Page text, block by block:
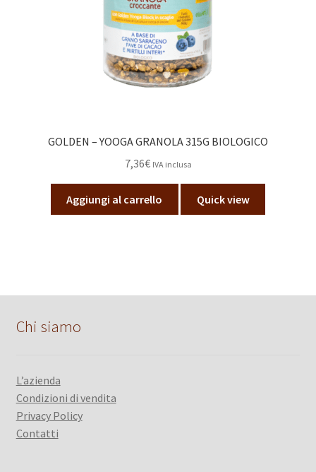
GOLDEN – YOOGA GRANOLA 315G BIOLOGICO
7,36€ IVA inclusa
Aggiungi al carrello Quick view
Chi siamo
L’azienda
Condizioni di vendita
Privacy Policy
Contatti